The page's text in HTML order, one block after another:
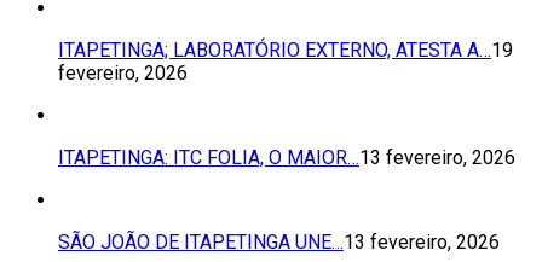
ITAPETINGA; LABORATÓRIO EXTERNO, ATESTA A…19
fevereiro, 2026
ITAPETINGA: ITC FOLIA, O MAIOR…13 fevereiro, 2026
SÃO JOÃO DE ITAPETINGA UNE…13 fevereiro, 2026